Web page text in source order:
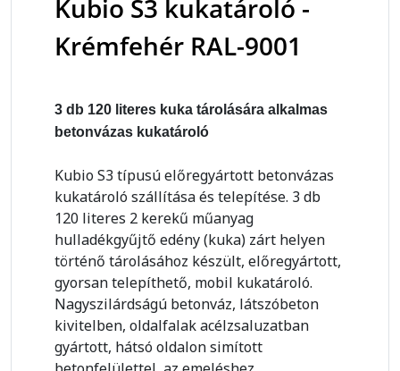
Kubio S3 kukatároló -
Krémfehér RAL-9001
3 db 120 literes kuka tárolására alkalmas
betonvázas kukatároló
Kubio S3 típusú előregyártott betonvázas
kukatároló szállítása és telepítése. 3 db
120 literes 2 kerekű műanyag
hulladékgyűjtő edény (kuka) zárt helyen
történő tárolásához készült, előregyártott,
gyorsan telepíthető, mobil kukatároló.
Nagyszilárdságú betonváz, látszóbeton
kivitelben, oldalfalak acélzsaluzatban
gyártott, hátsó oldalon simított